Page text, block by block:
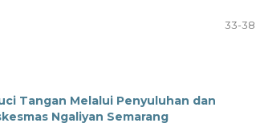
33-38
Tangan Melalui Penyuluhan dan
Ngaliyan Semarang